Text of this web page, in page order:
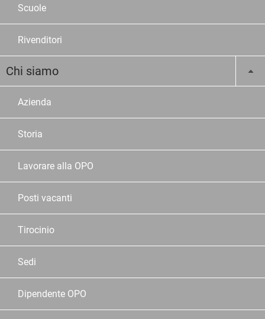
Scuole
Rivenditori
Chi siamo
Azienda
Storia
Lavorare alla OPO
Posti vacanti
Tirocinio
Sedi
Dipendente OPO